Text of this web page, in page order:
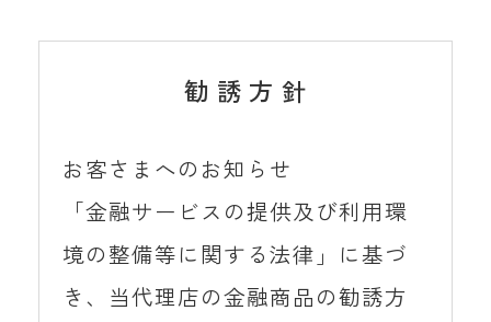
勧 誘 方 針
お客さまへのお知らせ
「金融サービスの提供及び利用環
境の整備等に関する法律」に基づ
き、当代理店の金融商品の勧誘方